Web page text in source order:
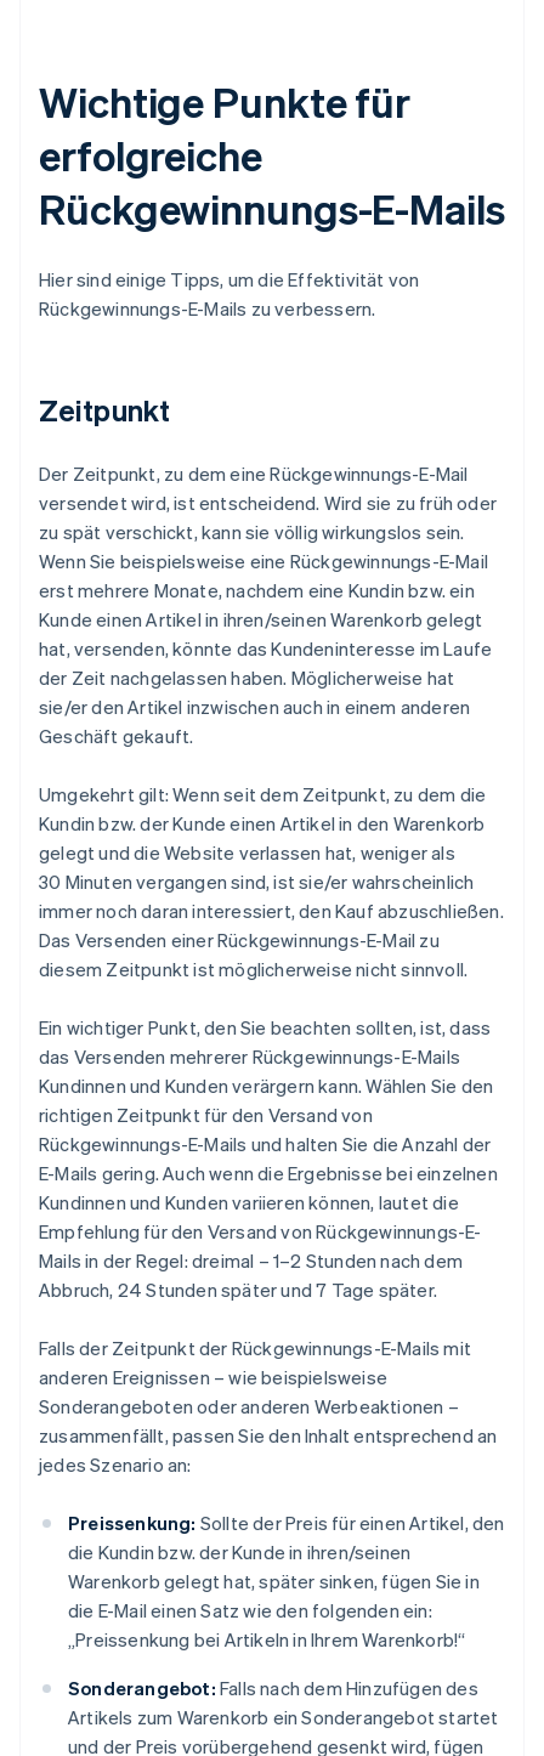
Wichtige Punkte für
erfolgreiche
Rückgewinnungs-E-Mails
Hier sind einige Tipps, um die Effektivität von
Rückgewinnungs-E-Mails zu verbessern.
Zeitpunkt
Der Zeitpunkt, zu dem eine Rückgewinnungs-E-Mail
versendet wird, ist entscheidend. Wird sie zu früh oder
zu spät verschickt, kann sie völlig wirkungslos sein.
Wenn Sie beispielsweise eine Rückgewinnungs-E-Mail
erst mehrere Monate, nachdem eine Kundin bzw. ein
Kunde einen Artikel in ihren/seinen Warenkorb gelegt
hat, versenden, könnte das Kundeninteresse im Laufe
der Zeit nachgelassen haben. Möglicherweise hat
sie/er den Artikel inzwischen auch in einem anderen
Geschäft gekauft.
Umgekehrt gilt: Wenn seit dem Zeitpunkt, zu dem die
Kundin bzw. der Kunde einen Artikel in den Warenkorb
gelegt und die Website verlassen hat, weniger als
30 Minuten vergangen sind, ist sie/er wahrscheinlich
immer noch daran interessiert, den Kauf abzuschließen.
Das Versenden einer Rückgewinnungs-E-Mail zu
diesem Zeitpunkt ist möglicherweise nicht sinnvoll.
Ein wichtiger Punkt, den Sie beachten sollten, ist, dass
das Versenden mehrerer Rückgewinnungs-E-Mails
Kundinnen und Kunden verärgern kann. Wählen Sie den
richtigen Zeitpunkt für den Versand von
Rückgewinnungs-E-Mails und halten Sie die Anzahl der
E-Mails gering. Auch wenn die Ergebnisse bei einzelnen
Kundinnen und Kunden variieren können, lautet die
Empfehlung für den Versand von Rückgewinnungs-E-
Mails in der Regel: dreimal – 1–2 Stunden nach dem
Abbruch, 24 Stunden später und 7 Tage später.
Falls der Zeitpunkt der Rückgewinnungs-E-Mails mit
anderen Ereignissen – wie beispielsweise
Sonderangeboten oder anderen Werbeaktionen –
zusammenfällt, passen Sie den Inhalt entsprechend an
jedes Szenario an:
Preissenkung: Sollte der Preis für einen Artikel, den
die Kundin bzw. der Kunde in ihren/seinen
Warenkorb gelegt hat, später sinken, fügen Sie in
die E-Mail einen Satz wie den folgenden ein:
„Preissenkung bei Artikeln in Ihrem Warenkorb!“
Sonderangebot: Falls nach dem Hinzufügen des
Artikels zum Warenkorb ein Sonderangebot startet
und der Preis vorübergehend gesenkt wird, fügen